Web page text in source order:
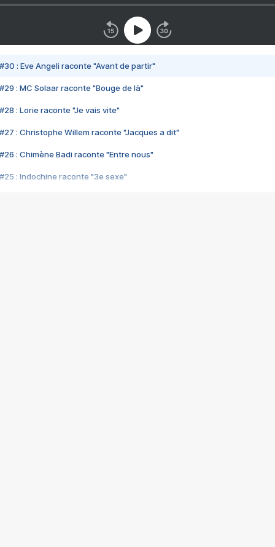
#30 : Eve Angeli raconte "Avant de partir"
#29 : MC Solaar raconte "Bouge de là"
#28 : Lorie raconte "Je vais vite"
#27 : Christophe Willem raconte "Jacques a dit"
#26 : Chimène Badi raconte "Entre nous"
#25 : Indochine raconte "3e sexe"